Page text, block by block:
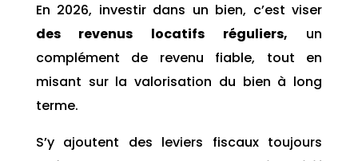
En 2026, investir dans un bien, c’est viser
des revenus locatifs réguliers, un
complément de revenu fiable, tout en
misant sur la valorisation du bien à long
terme.
S’y ajoutent des leviers fiscaux toujours